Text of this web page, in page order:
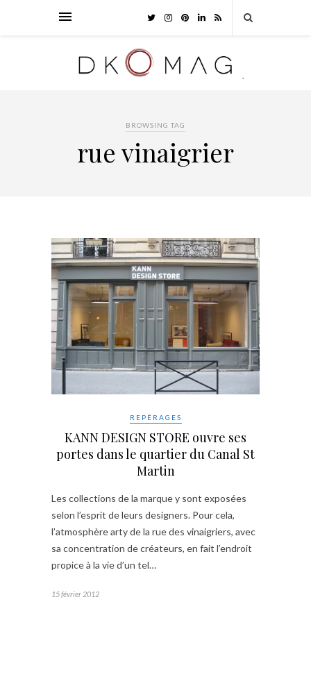
BROWSING TAG
rue vinaigrier
REPÉRAGES
KANN DESIGN STORE ouvre ses
portes dans le quartier du Canal St
Martin
Les collections de la marque y sont exposées
selon l’esprit de leurs designers. Pour cela,
l’atmosphère arty de la rue des vinaigriers, avec
sa concentration de créateurs, en fait l’endroit
propice à la vie d’un tel…
15 février 2012